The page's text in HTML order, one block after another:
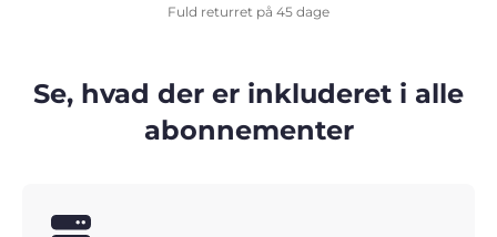
Fuld returret på 45 dage
Se, hvad der er inkluderet i alle
abonnementer